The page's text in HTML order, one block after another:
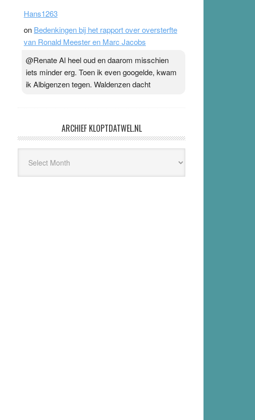
Hans1263
on Bedenkingen bij het rapport over oversterfte
van Ronald Meester en Marc Jacobs
@Renate Al heel oud en daarom misschien
iets minder erg. Toen ik even googelde, kwam
ik Albigenzen tegen. Waldenzen dacht
ARCHIEF KLOPTDATWEL.NL
Kloptdatwel.nl